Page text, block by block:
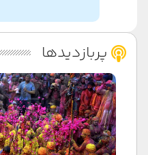
پربازدیدها